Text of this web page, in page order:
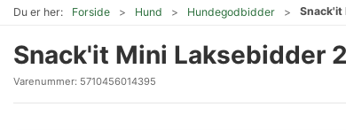
Du er her: Forside Hund Hundegodbidder Snack'it
Snack'it Mini Laksebidder
Varenummer: 5710456014395